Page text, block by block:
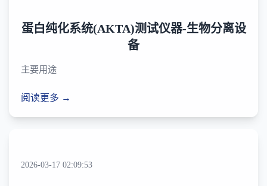
蛋白纯化系统(AKTA)测试仪器-生物分离设
备
主要用途
阅读更多 →
2026-03-17 02:09:53